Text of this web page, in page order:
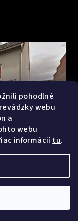
pohodlné
webu
a
webu
informáciítu.